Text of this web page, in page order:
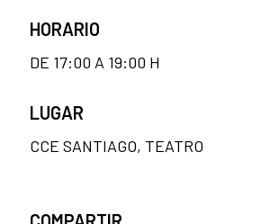
HORARIO
DE 17:00 A 19:00 H
LUGAR
CCE SANTIAGO, TEATRO